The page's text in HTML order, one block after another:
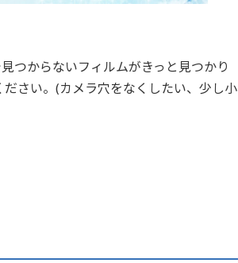
つからないフィルムがきっと見つかり
さい。(カメラ穴をなくしたい、少し小